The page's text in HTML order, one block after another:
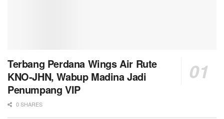
Terbang Perdana Wings Air Rute
KNO-JHN, Wabup Madina Jadi
Penumpang VIP
0 SHARES